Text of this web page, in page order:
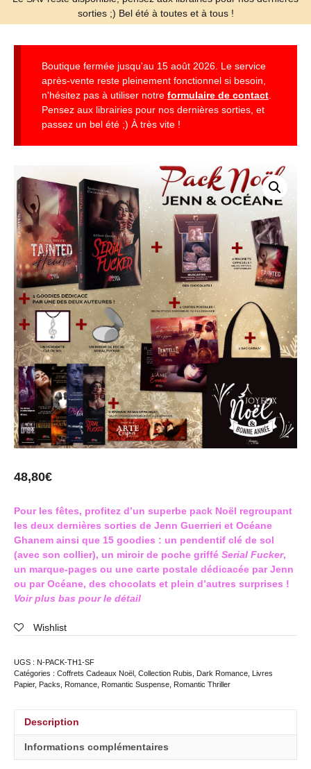
sorties ;) Bel été à toutes et à tous !
Boutique fermée jusqu'au 15 août 2026. Le service
après-vente reste pleinement fonctionnel si besoin,
n'hésitez pas à utiliser notre formulaire de contact
Pensez aux librairies pour nos dernières sorties, et
passez un bel été ;) À très vite !
48,80€
Pour les fêtes, profitez d’un superbe pack Noël regroupant
les deux dernières sorties de Jenn Guerrieri et Océane
Ghanem ainsi que 15 goodies : un pendentif clé de sol
(avec son collier), un miroir de poche griffé Serial Fucker,
un marque-pages ou une carte postale dédicacée par Jenn
ou par Océane, des chocolats et plein d’autres surprises !
Voir plus bas pour le détail
Wishlist
UGS : N-PACK-TH1-SF
Catégories : Coffrets Cadeaux Noël Collection Rubis Dark Romance
Livres
Papier, Packs Romance Romantic Suspense Romantic Thriller
Description
Informations complémentaires